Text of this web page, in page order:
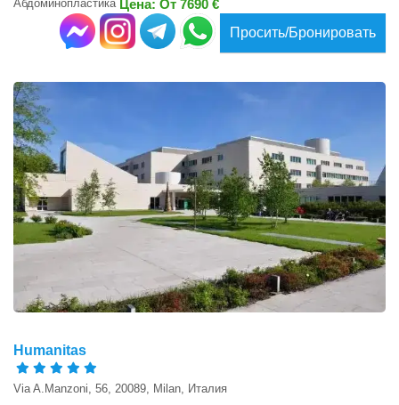
Цена: От 7690 €
Просить/Бронировать
Humanitas
Via A.Manzoni, 56, 20089, Milan, Италия